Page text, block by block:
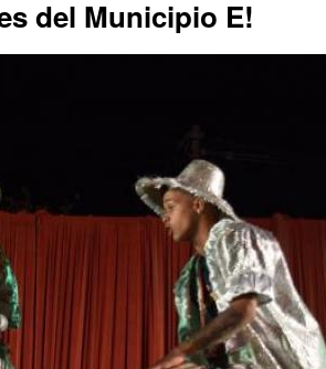
del Municipio E!